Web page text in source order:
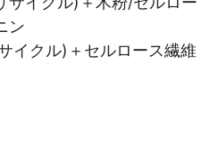
ン
イクル)＋セルロース繊維